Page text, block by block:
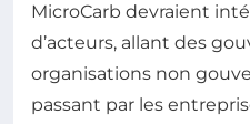
MicroCarb devraient
d’acteurs, allant des
organisations non
passant par les